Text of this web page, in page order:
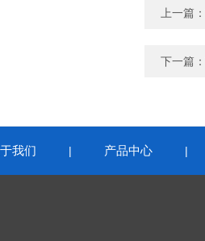
上一篇：
下一篇：
我们 | 产品中心 |